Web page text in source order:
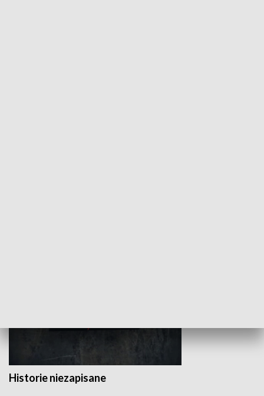
Historie niezapisane